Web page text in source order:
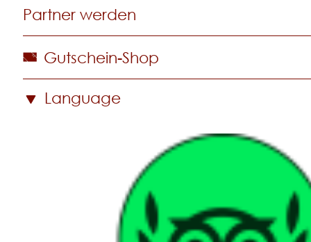
Partner werden
Gutschein-Shop
Language